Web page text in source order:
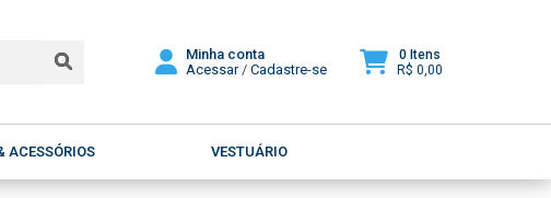
Minha conta
Acessar/ Cadastre-se
0 Itens
R$ 0,00
ACESSÓRIOS VESTUÁRIO